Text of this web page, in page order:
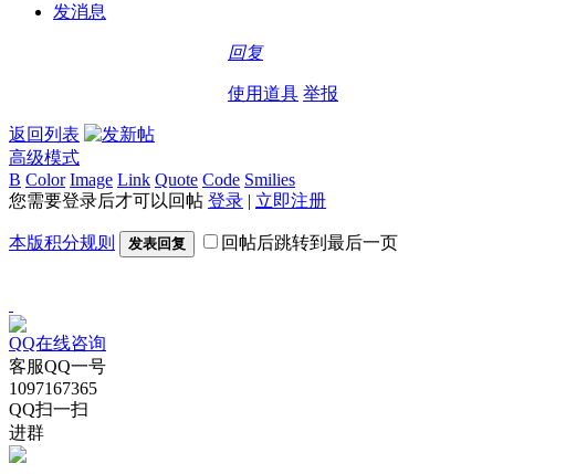
发消息
回复
使用道具 举报
返回列表
高级模式
B Color Image Link Quote Code Smilies
您需要登录后才可以回帖 登录 | 立即注册
本版积分规则 发表回复 回帖后跳转到最后一页
QQ在线咨询
客服QQ一号
1097167365
QQ扫一扫
进群